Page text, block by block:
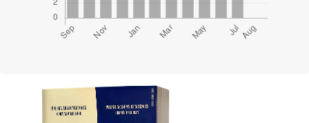
Cover image